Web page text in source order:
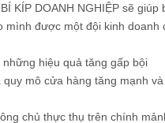
KÍP DOANH NGHIỆP sẽ giúp
mình được một đội kinh doanh
những hiệu quả tăng gấp bội
quy mô cửa hàng tăng mạnh
chủ thực thụ trên chính